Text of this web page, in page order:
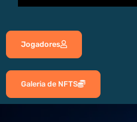
Jogadores
Galeria de NFTS